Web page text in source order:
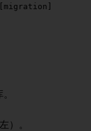
）。